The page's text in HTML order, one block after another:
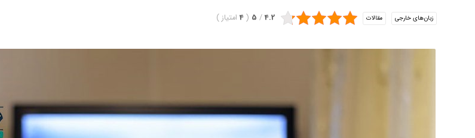
زبان‌های خارجی مقالات 4.2
/
5
(
4 امتیاز)